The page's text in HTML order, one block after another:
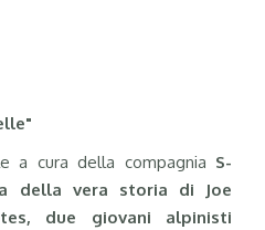
a cura della compagnia S-
della vera storia di Joe
due giovani alpinisti